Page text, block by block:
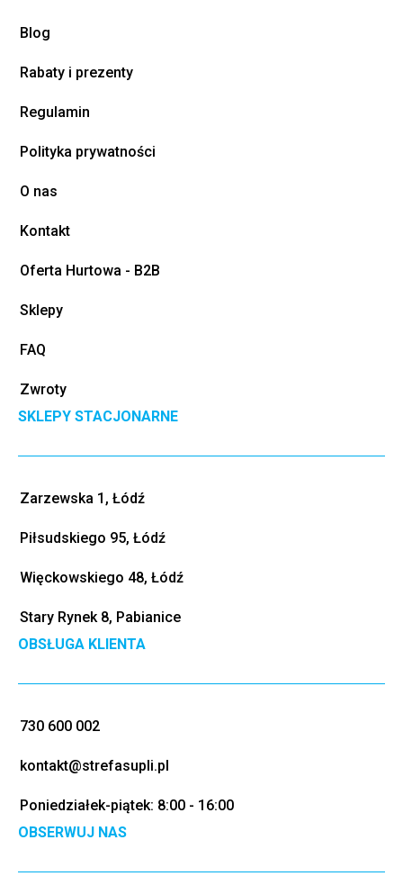
Blog
Rabaty i prezenty
Regulamin
Polityka prywatności
O nas
Kontakt
Oferta Hurtowa - B2B
Sklepy
FAQ
Zwroty
SKLEPY STACJONARNE
Zarzewska 1, Łódź
Piłsudskiego 95, Łódź
Więckowskiego 48, Łódź
Stary Rynek 8, Pabianice
OBSŁUGA KLIENTA
730 600 002
kontakt@strefasupli.pl
Poniedziałek-piątek: 8:00 - 16:00
OBSERWUJ NAS